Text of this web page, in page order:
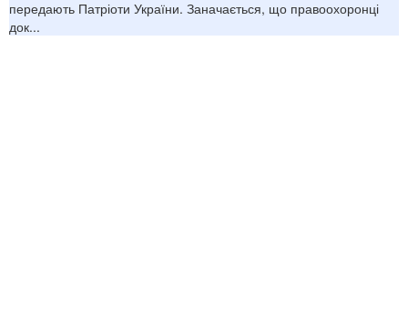
передають Патріоти України. Заначається, що правоохоронці
док...